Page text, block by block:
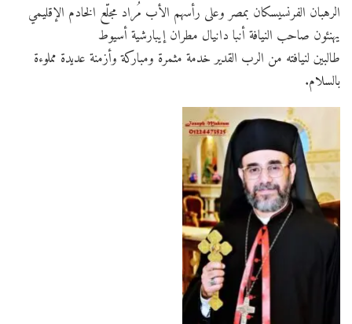
الرهبان الفرنسيسكان بمصر وعلى رأسهم الأب مُراد مجلّع الخادم الإقليمي
يهنئون صاحب النيافة أنبا دانيال مطران إيبارشية أسيوط
طالبين لنيافته من الرب القدير خدمة مثمرة ومباركة وأزمنة عديدة مملوءة
بالسلام.